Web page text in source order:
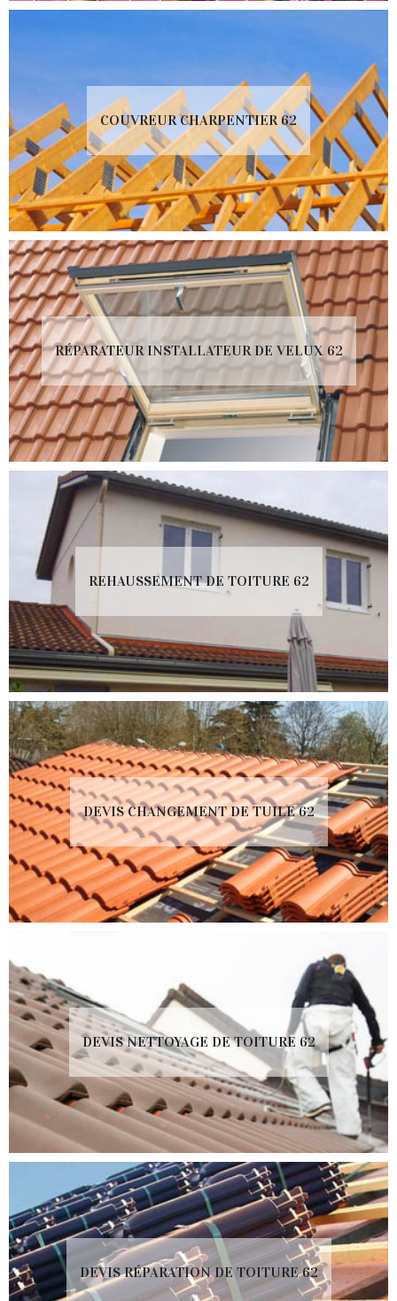
COUVREUR CHARPENTIER 62
RÉPARATEUR INSTALLATEUR DE VELUX 62
REHAUSSEMENT DE TOITURE 62
DEVIS CHANGEMENT DE TUILE 62
DEVIS NETTOYAGE DE TOITURE 62
DEVIS RÉPARATION DE TOITURE 62